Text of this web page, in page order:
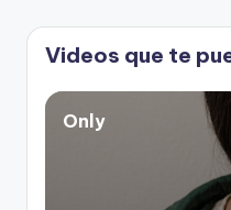
de
entradas
Videos que te
Only